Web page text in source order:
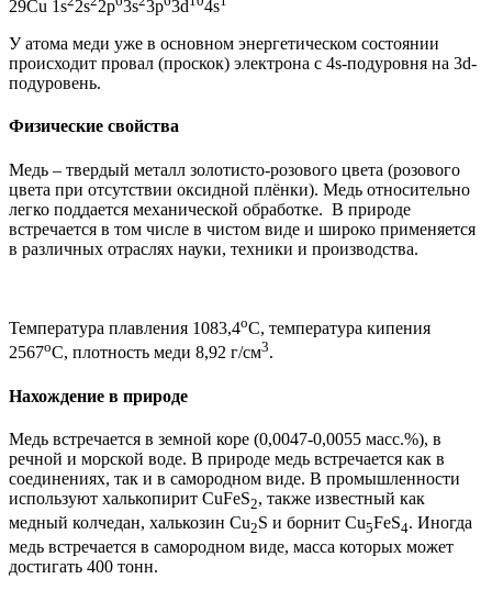
29Cu 1s 2s 2p 3s 3p 3d 4s
У атома меди уже в основном энергетическом состоянии
происходит провал (проскок) электрона с 4s-подуровня на 3d-
подуровень.
Физические свойства
Медь – твердый металл золотисто-розового цвета (розового
цвета при отсутствии оксидной плёнки). Медь относительно
легко поддается механической обработке. В природе
встречается в том числе в чистом виде и широко применяется
в различных отраслях науки, техники и производства.
Температура плавления 1083,4оС, температура кипения
2567оС, плотность меди 8,92 г/см3.
Нахождение в природе
Медь встречается в земной коре (0,0047-0,0055 масс.%), в
речной и морской воде. В природе медь встречается как в
соединениях, так и в самородном виде. В промышленности
используют халькопирит CuFeS2, также известный как
медный колчедан, халькозин Cu2S и борнит Cu5FeS4. Иногда
медь встречается в самородном виде, масса которых может
достигать 400 тонн.